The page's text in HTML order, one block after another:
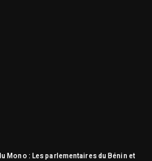
Mono : Les parlementaires du Bénin et